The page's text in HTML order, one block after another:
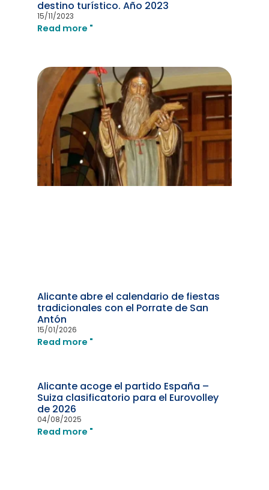
destino turístico. Año 2023
15/11/2023
Read more "
Alicante abre el calendario de fiestas
tradicionales con el Porrate de San
Antón
15/01/2026
Read more "
Alicante acoge el partido España –
Suiza clasificatorio para el Eurovolley
de 2026
04/08/2025
Read more "